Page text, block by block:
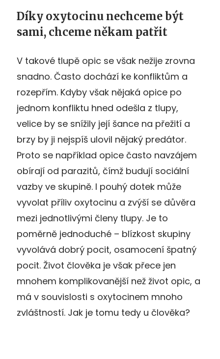
Díky oxytocinu nechceme být
sami, chceme někam patřit
V takové tlupě opic se však nežije zrovna
snadno. Často dochází ke konfliktům a
rozepřím. Kdyby však nějaká opice po
jednom konfliktu hned odešla z tlupy,
velice by se snížily její šance na přežití a
brzy by ji nejspíš ulovil nějaký predátor.
Proto se například opice často navzájem
obírají od parazitů, čímž budují sociální
vazby ve skupině. I pouhý dotek může
vyvolat příliv oxytocinu a zvýší se důvěra
mezi jednotlivými členy tlupy. Je to
poměrně jednoduché – blízkost skupiny
vyvolává dobrý pocit, osamocení špatný
pocit. Život člověka je však přece jen
mnohem komplikovanější než život opic, a
má v souvislosti s oxytocinem mnoho
zvláštností. Jak je tomu tedy u člověka?